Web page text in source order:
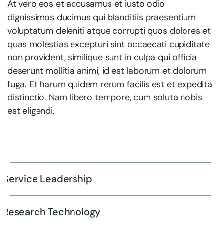
At vero eos et accusamus et iusto odio
dignissimos ducimus qui blanditiis praesentium
voluptatum deleniti atque corrupti quos dolores et
quas molestias excepturi sint occaecati cupiditate
non provident, similique sunt in culpa qui officia
deserunt mollitia animi, id est laborum et dolorum
fuga. Et harum quidem rerum facilis est et expedita
distinctio. Nam libero tempore, cum soluta nobis
est eligendi.
Service Leadership
Research Technology